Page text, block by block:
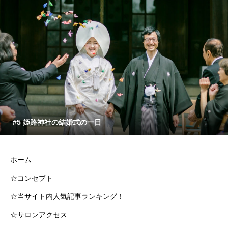
#5 姫路神社の結婚式の一日
ホーム
☆コンセプト
☆当サイト内人気記事ランキング！
☆サロンアクセス